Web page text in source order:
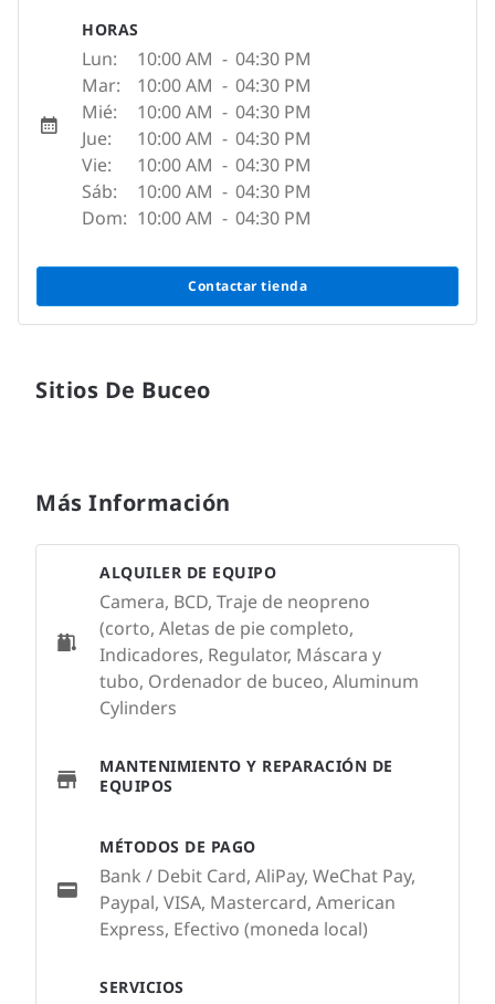
HORAS
Lun: 10:00 AM - 04:30 PM
Mar:
10:00 AM - 04:30 PM
Mié:
10:00 AM - 04:30 PM
Jue:
10:00 AM - 04:30 PM
Vie:
10:00 AM - 04:30 PM
Sáb:
10:00 AM - 04:30 PM
Dom: 10:00 AM - 04:30 PM
Contactar tienda
Sitios De Buceo
Más Información
SERVICIOS
ALQUILER DE EQUIPO
Camera, BCD, Traje de neopreno
(corto, Aletas de pie completo,
Indicadores, Regulator, Máscara y
tubo, Ordenador de buceo, Aluminum
Cylinders
MANTENIMIENTO Y REPARACIÓN DE
EQUIPOS
MÉTODOS DE PAGO
Bank / Debit Card, AliPay, WeChat Pay,
Paypal, VISA, Mastercard, American
Express, Efectivo (moneda local)